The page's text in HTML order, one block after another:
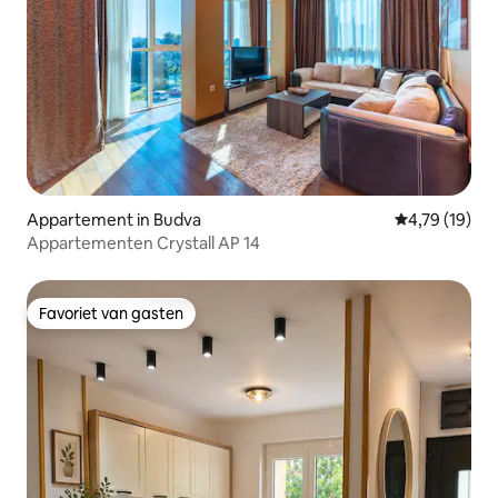
Appartement in Budva Gemiddelde
4,79 (19)
Appartementen Crystall AP 14
Favoriet van gasten
Favoriet van gasten